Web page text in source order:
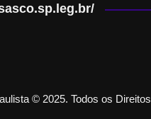
© 2025. Todos os Direitos